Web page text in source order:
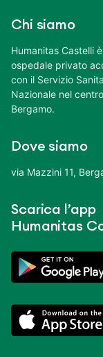
Chi siamo
Humanitas Castelli
ospedale privato
con il Servizio
Nazionale nel
Bergamo.
Dove siamo
via Mazzini 11,
Scarica l’app
Humanitas